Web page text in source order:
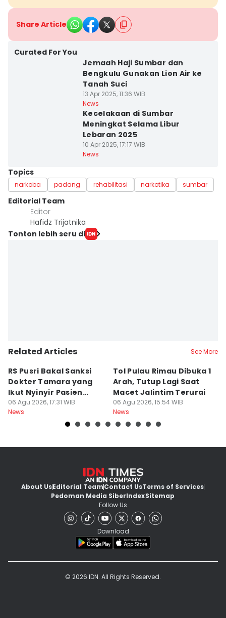
Share Article
Curated For You
Jemaah Haji Sumbar dan
Bengkulu Gunakan Lion Air ke
Tanah Suci
13 Apr 2025, 11:36 WIB
News
Kecelakaan di Sumbar
Meningkat Selama Libur
Lebaran 2025
10 Apr 2025, 17:17 WIB
News
Topics
narkoba padang rehabilitasi narkotika sumbar
Editorial Team
Editor
Hafidz Trijatnika
Tonton lebih seru di
Related Articles See More
RS Pusri Bakal Sanksi
Dokter Tamara yang
Ikut Nyinyir Pasien
Yurizal
06 Agu 2026, 17:31 WIB
News
Tol Pulau Rimau Dibuka 1
Arah, Tutup Lagi Saat
Macet Jalintim Terurai
06 Agu 2026, 15:54 WIB
News
About UsEditorial TeamContact UsTerms of Services
Pedoman Media SiberIndexSitemap
Follow Us
Download
© 2026 IDN. All Rights Reserved.